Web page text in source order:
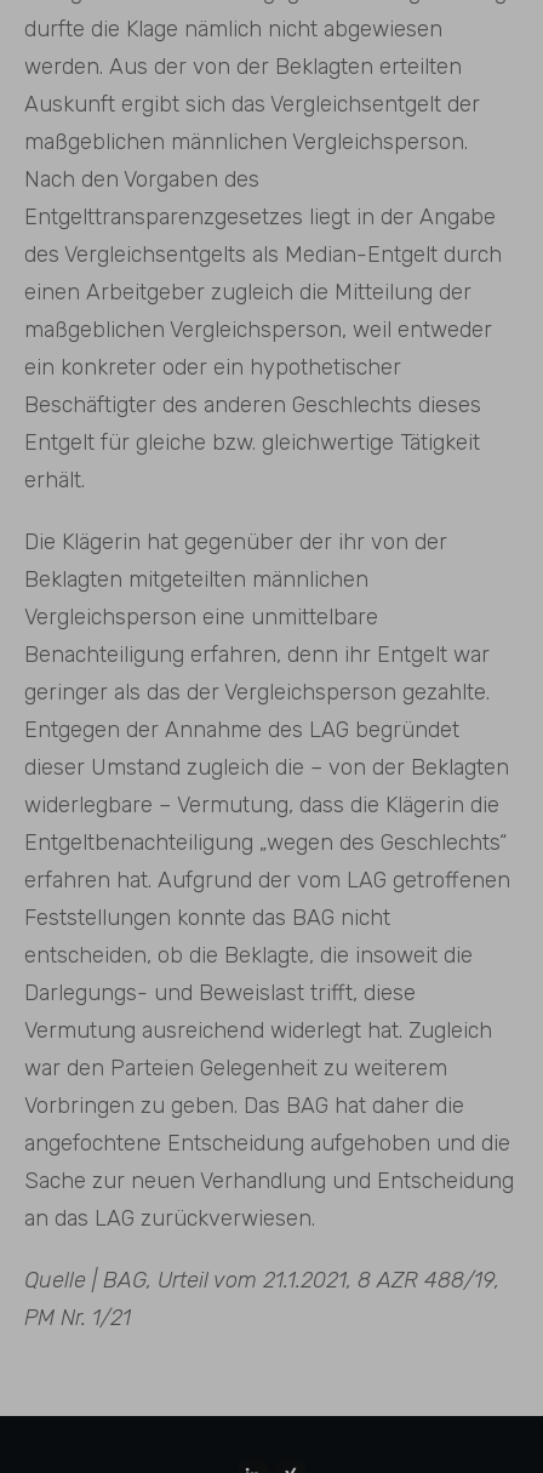
durfte die Klage nämlich nicht abgewiesen
werden. Aus der von der Beklagten erteilten
Auskunft ergibt sich das Vergleichsentgelt der
maßgeblichen männlichen Vergleichsperson.
Nach den Vorgaben des
Entgelttransparenzgesetzes liegt in der Angabe
des Vergleichsentgelts als Median-Entgelt durch
einen Arbeitgeber zugleich die Mitteilung der
maßgeblichen Vergleichsperson, weil entweder
ein konkreter oder ein hypothetischer
Beschäftigter des anderen Geschlechts dieses
Entgelt für gleiche bzw. gleichwertige Tätigkeit
erhält.
Die Klägerin hat gegenüber der ihr von der
Beklagten mitgeteilten männlichen
Vergleichsperson eine unmittelbare
Benachteiligung erfahren, denn ihr Entgelt war
geringer als das der Vergleichsperson gezahlte.
Entgegen der Annahme des LAG begründet
dieser Umstand zugleich die – von der Beklagten
widerlegbare – Vermutung, dass die Klägerin die
Entgeltbenachteiligung „wegen des Geschlechts“
erfahren hat. Aufgrund der vom LAG getroffenen
Feststellungen konnte das BAG nicht
entscheiden, ob die Beklagte, die insoweit die
Darlegungs- und Beweislast trifft, diese
Vermutung ausreichend widerlegt hat. Zugleich
war den Parteien Gelegenheit zu weiterem
Vorbringen zu geben. Das BAG hat daher die
angefochtene Entscheidung aufgehoben und die
Sache zur neuen Verhandlung und Entscheidung
an das LAG zurückverwiesen.
Quelle | BAG, Urteil vom 21.1.2021, 8 AZR 488/19,
PM Nr. 1/21